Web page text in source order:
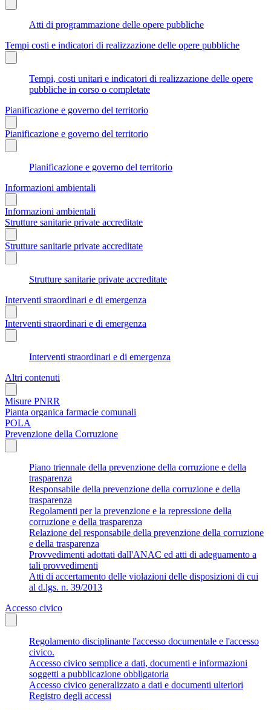
Atti di programmazione delle opere pubbliche
Tempi costi e indicatori di realizzazione delle opere pubbliche
Tempi, costi unitari e indicatori di realizzazione delle opere
pubbliche in corso o completate
Pianificazione e governo del territorio
Pianificazione e governo del territorio
Pianificazione e governo del territorio
Informazioni ambientali
Informazioni ambientali
Strutture sanitarie private accreditate
Strutture sanitarie private accreditate
Strutture sanitarie private accreditate
Interventi straordinari e di emergenza
Interventi straordinari e di emergenza
Interventi straordinari e di emergenza
Altri contenuti
Misure PNRR
Pianta organica farmacie comunali
POLA
Prevenzione della Corruzione
Piano triennale della prevenzione della corruzione e della
trasparenza
Responsabile della prevenzione della corruzione e della
trasparenza
Regolamenti per la prevenzione e la repressione della
corruzione e della trasparenza
Relazione del responsabile della prevenzione della corruzione
e della trasparenza
Provvedimenti adottati dall'ANAC ed atti di adeguamento a
tali provvedimenti
Atti di accertamento delle violazioni delle disposizioni di cui
al d.lgs. n. 39/2013
Accesso civico
Regolamento disciplinante l'accesso documentale e l'accesso
civico.
Accesso civico semplice a dati, documenti e informazioni
soggetti a pubblicazione obbligatoria
Accesso civico generalizzato a dati e documenti ulteriori
Registro degli accessi